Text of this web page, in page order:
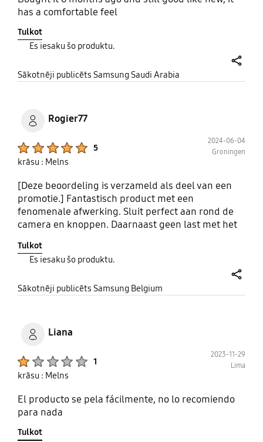
has a comfortable feel
Tulkot
Es iesaku šo produktu.
Sākotnēji publicēts Samsung Saudi Arabia
Rogier77
5
2024-06-04
Groningen
krāsu : Melns
[Deze beoordeling is verzameld als deel van een
promotie.] Fantastisch product met een
fenomenale afwerking. Sluit perfect aan rond de
camera en knoppen. Daarnaast geen last met het
telefoon niet te dik wordt.
Tulkot
Es iesaku šo produktu.
Sākotnēji publicēts Samsung Belgium
Liana
1
2023-11-29
Lima
krāsu : Melns
El producto se pela fácilmente, no lo recomiendo
para nada
Tulkot